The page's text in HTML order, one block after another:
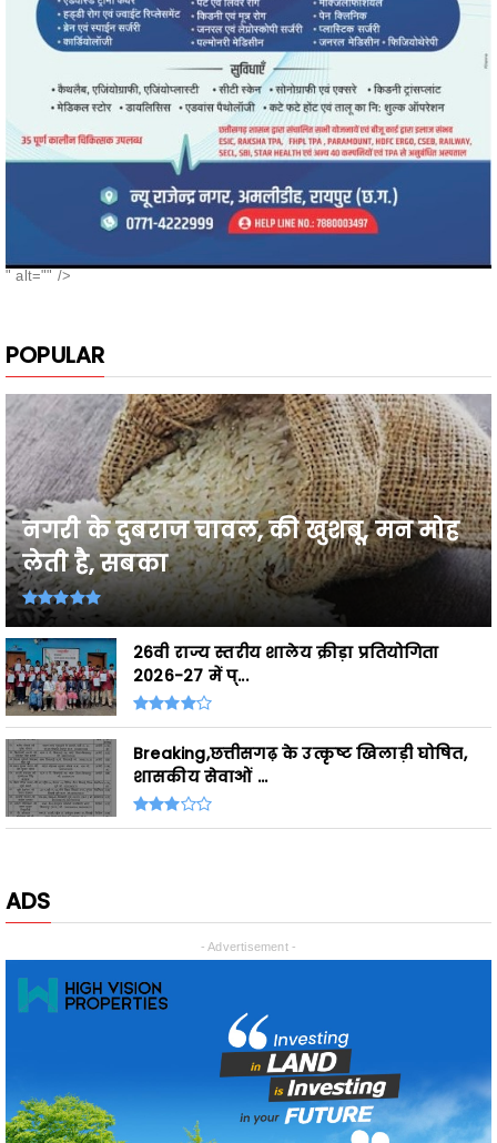
" alt="" />
POPULAR
नगरी के दुबराज चावल, की खुशबू, मन मोह
लेती है, सबका
26वी राज्य स्तरीय शालेय क्रीड़ा प्रतियोगिता
2026-27 में प्...
Breaking,छत्तीसगढ़ के उत्कृष्ट खिलाड़ी घोषित,
शासकीय सेवाओं ...
ADS
- Advertisement -